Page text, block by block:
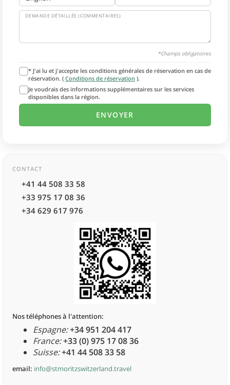
DEMANDE DÉTAILLÉE (COMMENTAIRES)
*Champs obligatoires
* J'ai lu et j'accepte les conditions générales de réservation en cas de
réservation. ( Conditions de réservation ).
Je voudrais des informations supplémentaires sur les services
disponibles dans la région.
CONTACT
+41 44 508 33 58
+33 975 17 08 36
+34 629 617 976
Nos téléphones à l'attention:
Espagne:+34 951 204 417
France:+33 (0) 975 17 08 36
Suisse:+41 44 508 33 58
email: info@stmoritzswitzerland.travel